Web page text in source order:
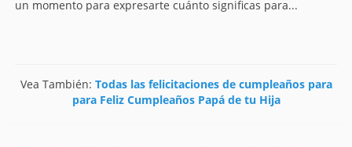
un momento para expresarte cuánto significas para...
Vea También: Todas las felicitaciones de cumpleaños para
para Feliz Cumpleaños Papá de tu Hija